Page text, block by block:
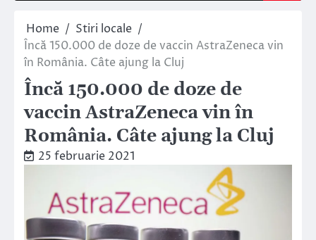
Home
Stiri locale
Încă 150.000 de doze de vaccin AstraZeneca vin
în România. Câte ajung la Cluj
Încă 150.000 de doze de
vaccin AstraZeneca vin în
România. Câte ajung la Cluj
25 februarie 2021